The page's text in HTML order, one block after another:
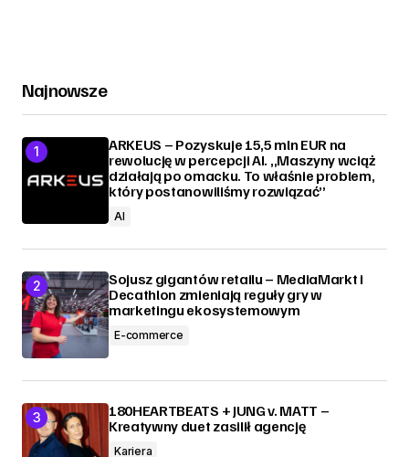
Najnowsze
ARKEUS – Pozyskuje 15,5 mln EUR na
rewolucję w percepcji AI. „Maszyny wciąż
działają po omacku. To właśnie problem,
który postanowiliśmy rozwiązać”
AI
Sojusz gigantów retailu – MediaMarkt i
Decathlon zmieniają reguły gry w
marketingu ekosystemowym
E-commerce
180HEARTBEATS + JUNG v. MATT –
Kreatywny duet zasilił agencję
Kariera